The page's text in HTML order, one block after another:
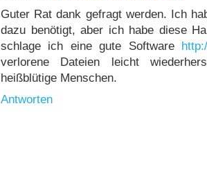
Guter Rat dank gefragt werden. Ich
dazu benötigt, aber ich habe diese
schlage ich eine gute Software
verlorene Dateien leicht
heißblütige Menschen.
Antworten